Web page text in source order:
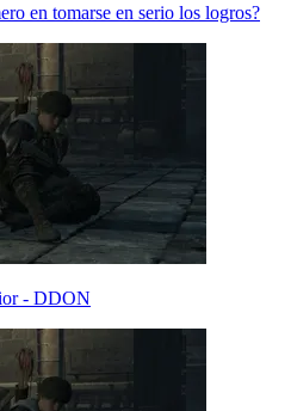
en tomarse en serio los logros?
- DDON